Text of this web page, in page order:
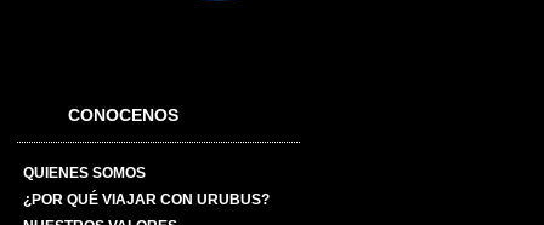
CONOCENOS
QUIENES SOMOS
¿POR QUÉ VIAJAR CON URUBUS?